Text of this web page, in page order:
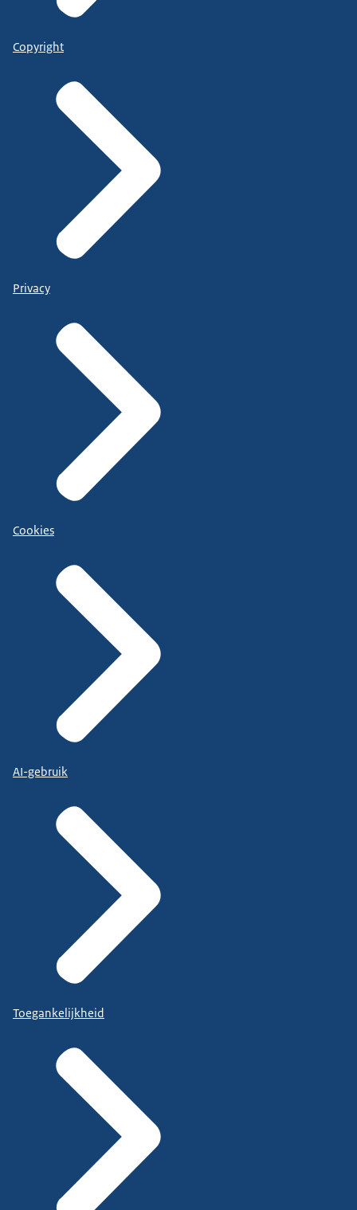
Copyright
Privacy
Cookies
AI-gebruik
Toegankelijkheid